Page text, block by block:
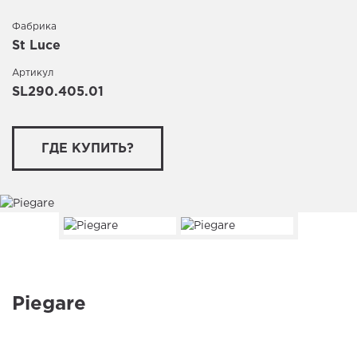
Фабрика
St Luce
Артикул
SL290.405.01
ГДЕ КУПИТЬ?
Piegare